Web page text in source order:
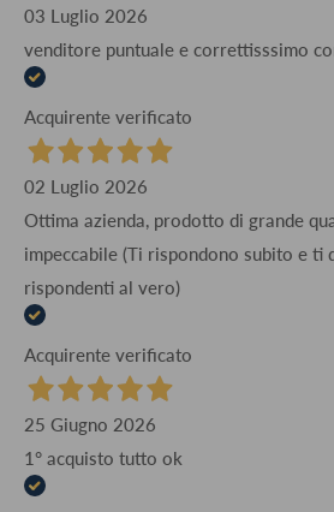
03 Luglio 2026
venditore puntuale e correttisssimo
Acquirente verificato
02 Luglio 2026
Ottima azienda, prodotto di grande
impeccabile (Ti rispondono subito e ti
rispondenti al vero)
Acquirente verificato
25 Giugno 2026
1° acquisto tutto ok